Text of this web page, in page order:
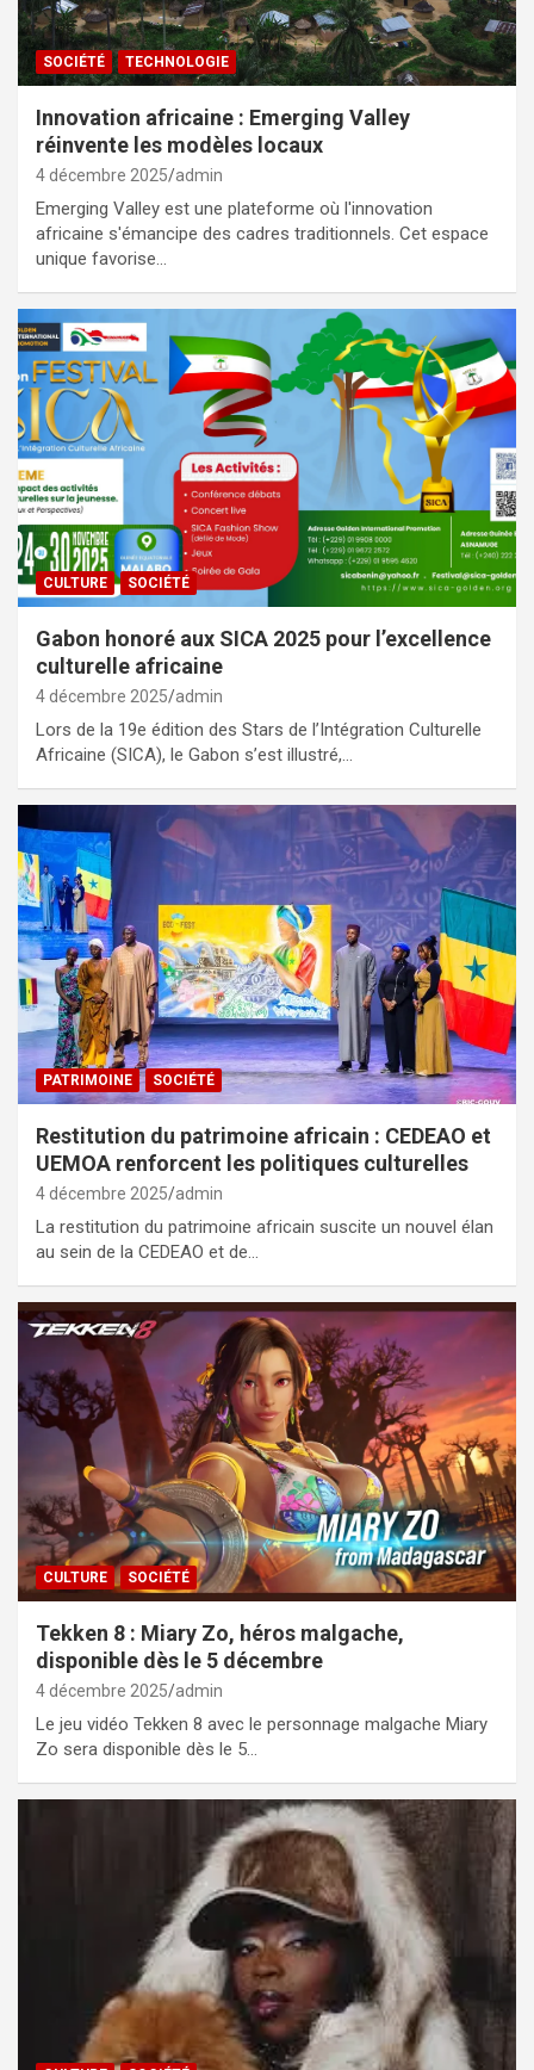
SOCIÉTÉ TECHNOLOGIE
Innovation africaine : Emerging Valley
réinvente les modèles locaux
4 décembre 2025 admin
Emerging Valley est une plateforme où l'innovation
africaine s'émancipe des cadres traditionnels. Cet espace
unique favorise…
CULTURE SOCIÉTÉ
Gabon honoré aux SICA 2025 pour l’excellence
culturelle africaine
4 décembre 2025 admin
Lors de la 19e édition des Stars de l’Intégration Culturelle
Africaine (SICA), le Gabon s’est illustré,…
PATRIMOINE SOCIÉTÉ
Restitution du patrimoine africain : CEDEAO et
UEMOA renforcent les politiques culturelles
4 décembre 2025 admin
La restitution du patrimoine africain suscite un nouvel élan
au sein de la CEDEAO et de…
CULTURE SOCIÉTÉ
Tekken 8 : Miary Zo, héros malgache,
disponible dès le 5 décembre
4 décembre 2025 admin
Le jeu vidéo Tekken 8 avec le personnage malgache Miary
Zo sera disponible dès le 5…